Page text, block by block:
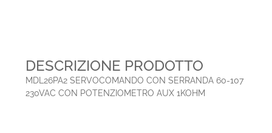
DESCRIZIONE PRODOTTO
MDL26PA2 SERVOCOMANDO CON SERRANDA 60-107
230VAC CON POTENZIOMETRO AUX 1KOHM